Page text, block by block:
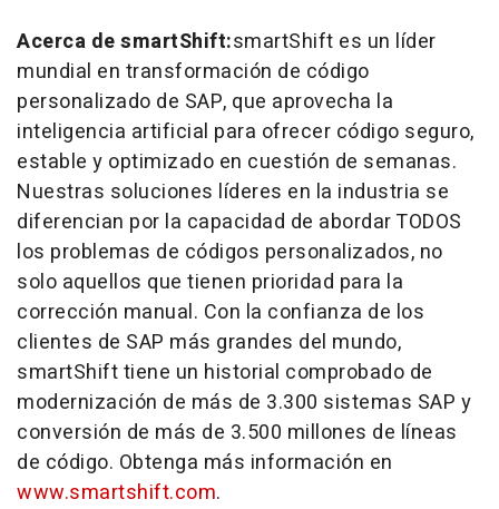
Acerca de smartShift:smartShift es un líder
mundial en transformación de código
personalizado de SAP, que aprovecha la
inteligencia artificial para ofrecer código seguro,
estable y optimizado en cuestión de semanas.
Nuestras soluciones líderes en la industria se
diferencian por la capacidad de abordar TODOS
los problemas de códigos personalizados, no
solo aquellos que tienen prioridad para la
corrección manual. Con la confianza de los
clientes de SAP más grandes del mundo,
smartShift tiene un historial comprobado de
modernización de más de 3.300 sistemas SAP y
conversión de más de 3.500 millones de líneas
de código. Obtenga más información en
www.smartshift.com.